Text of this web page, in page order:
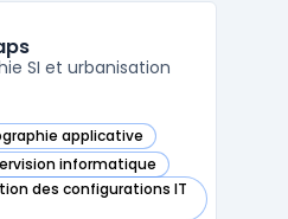
SI et urbanisation
applicative
cette catégorie
informatique
cette catégorie
des configurations IT
cette catégorie